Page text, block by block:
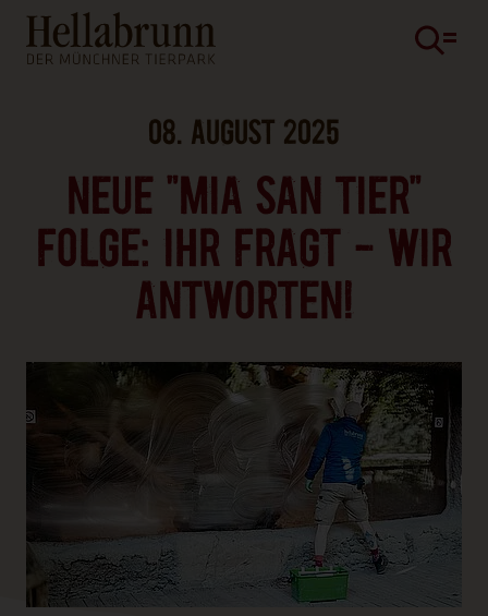
Hauptinhalt
Fußbereich
08. AUGUST 2025
NEUE "MIA SAN TIER"
FOLGE: IHR FRAGT - WIR
ANTWORTEN!